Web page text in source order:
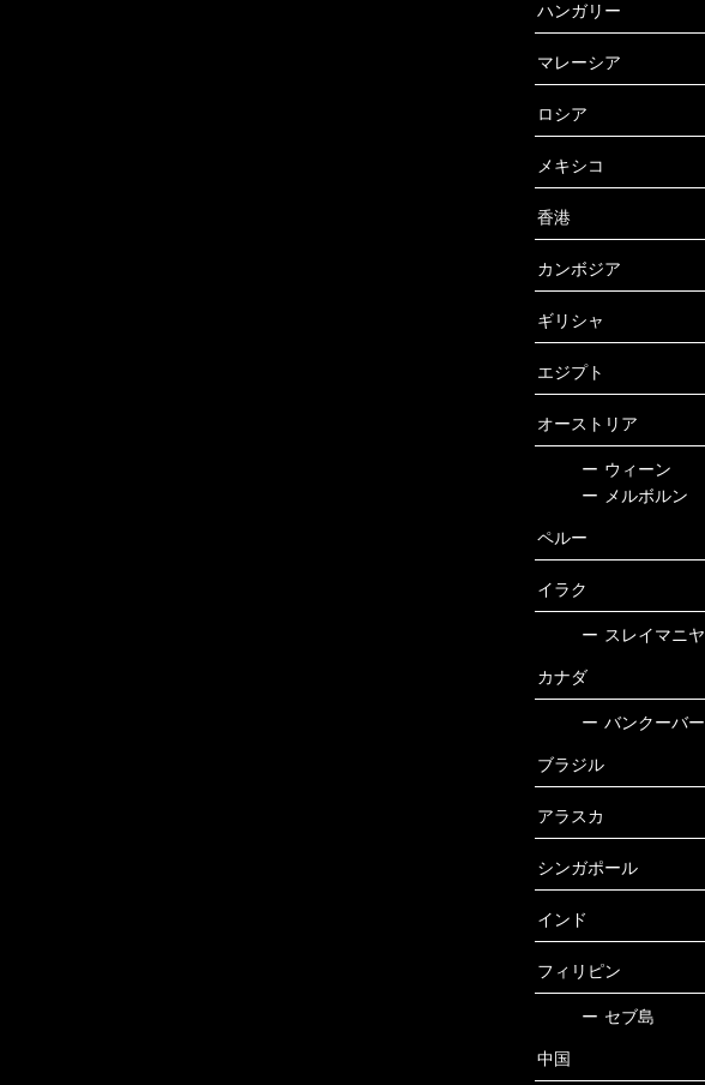
ハンガリー
マレーシア
ロシア
メキシコ
香港
カンボジア
ギリシャ
エジプト
オーストリア
ー ウィーン
ー
メルボルン
ペルー
イラク
ー スレイマニヤ
カナダ
ー バンクーバー
ブラジル
アラスカ
シンガポール
インド
フィリピン
ー セブ島
中国